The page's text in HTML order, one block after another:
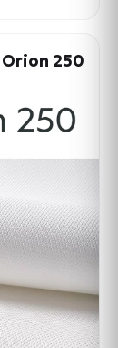
Orion 250